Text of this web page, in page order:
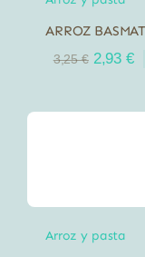
ARROZ
3,25€ El
era:
2,93 €El
Arroz y pasta